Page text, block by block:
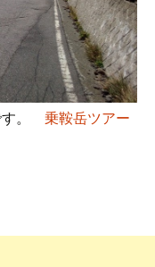
す。 乗鞍岳ツアー